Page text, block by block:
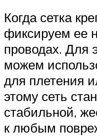
Когда сетка
фиксируем ее
проводах. Для
можем
для плетения
этому сеть
стабильной,
к любым